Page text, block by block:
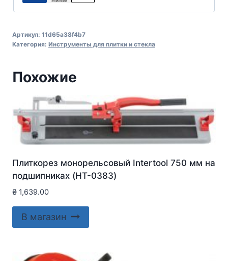
Артикул: 11d65a38f4b7
Категория: Инструменты для плитки и стекла
Похожие
Плиткорез монорельсовый Intertool 750 мм на
подшипниках (HT-0383)
₴ 1,639.00
В магазин